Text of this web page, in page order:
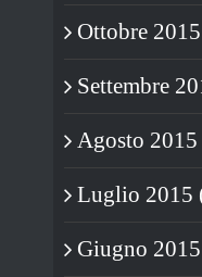
Ottobre
Settembre
Agosto
Luglio 2015
Giugno